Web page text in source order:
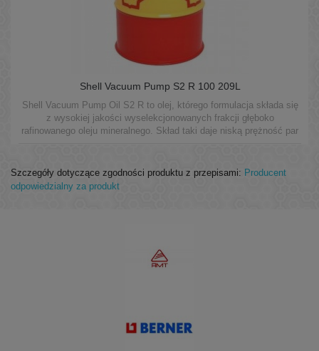
Shell Vacuum Pump S2 R 100 209L
Shell Vacuum Pump Oil S2 R to olej, którego formulacja składa się
z wysokiej jakości wyselekcjonowanych frakcji głęboko
rafinowanego oleju mineralnego. Skład taki daje niską prężność par
Szczegóły dotyczące zgodności produktu z przepisami: Producent
odpowiedzialny za produkt